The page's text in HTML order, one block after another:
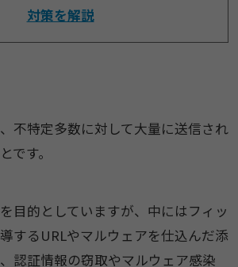
対策を解説
不特定多数に対して大量に送信され
です。
目的としていますが、中にはフィッ
するURLやマルウェアを仕込んだ添
認証情報の窃取やマルウェア感染